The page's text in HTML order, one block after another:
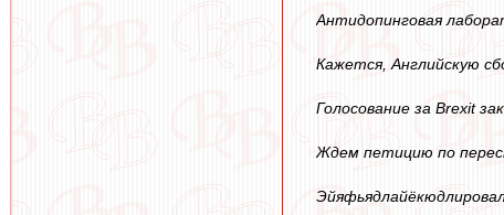
Антидопинговая
Кажется, Английскую
Голосование за Brexit
Ждем петицию по